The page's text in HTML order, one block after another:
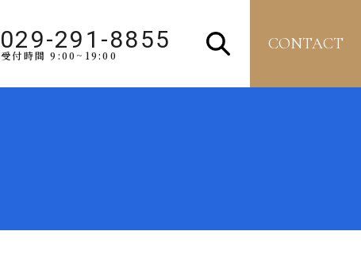
029-291-8855
受付時間 9:00~19:00
CONTACT